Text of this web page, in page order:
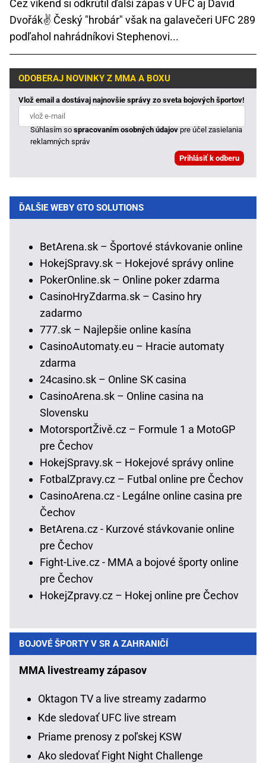
Cez víkend si odkrútil ďalší zápas v UFC aj David
Dvořák✌ Český "hrobár" však na galavečeri UFC 289
podľahol nahrádníkovi Stephenovi...
ODOBERAJ NOVINKY Z MMA A BOXU
Vlož email a dostávaj najnovšie správy zo sveta bojových športov!
Súhlasím sospracovaním osobných údajovpre účel zasielania
reklamných správ
ĎALŠIE WEBY GTO SOLUTIONS
BetArena.sk – Športové stávkovanie online
HokejSpravy.sk – Hokejové správy online
PokerOnline.sk – Online poker zdarma
CasinoHryZdarma.sk – Casino hry
zadarmo
777.sk – Najlepšie online kasína
CasinoAutomaty.eu – Hracie automaty
zdarma
24casino.sk – Online SK casina
CasinoArena.sk – Online casina na
Slovensku
MotorsportŽivě.cz – Formule 1 a MotoGP
pre Čechov
HokejSpravy.sk – Hokejové správy online
FotbalZpravy.cz – Futbal online pre Čechov
CasinoArena.cz - Legálne online casina pre
Čechov
BetArena.cz - Kurzové stávkovanie online
pre Čechov
Fight-Live.cz - MMA a bojové športy online
pre Čechov
HokejZpravy.cz – Hokej online pre Čechov
BOJOVÉ ŠPORTY V SR A ZAHRANIČÍ
MMA livestreamy zápasov
Oktagon TV a live streamy zadarmo
Kde sledovať UFC live stream
Priame prenosy z poľskej KSW
Ako sledovať Fight Night Challenge